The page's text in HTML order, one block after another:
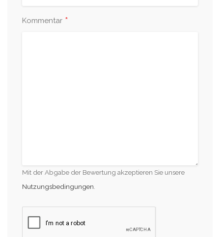
Kommentar *
Mit der Abgabe der Bewertung akzeptieren Sie unsere
Nutzungsbedingungen